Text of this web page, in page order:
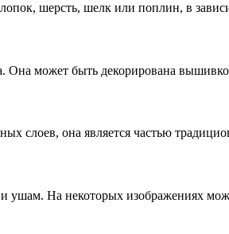
шерсть, шелк или поплин, в
может быть декорирована
слоев, она является частью
На некоторых изображениях